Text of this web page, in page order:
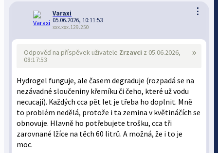
⋮
Varaxi
05.06.2026, 10:11:53
xxx.xxx.129.250
»
Odpověď na příspěvek uživatele Zrzavci z 05.06.2026,
08:17:53
Hydrogel funguje, ale časem degraduje (rozpadá se na
nezávadné sloučeniny křemíku či čeho, které už vodu
necucají). Každých cca pět let je třeba ho doplnit. Mně
to problém nedělá, protože i ta zemina v květináčích se
obnovuje. Hlavně ho potřebujete trošku, cca tři
zarovnané lžíce na těch 60 litrů. A možná, že i to je
moc.